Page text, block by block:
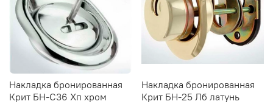
Накладка бронированная
Крит БН-С36 Хп хром
Накладка бронированная
Крит БН-25 Лб латунь